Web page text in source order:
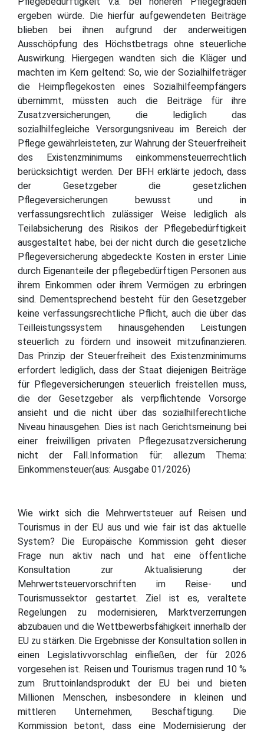
ergeben würde. Die hierfür aufgewendeten Beiträge
blieben bei ihnen aufgrund der anderweitigen
Ausschöpfung des Höchstbetrags ohne steuerliche
Auswirkung. Hiergegen wandten sich die Kläger und
machten im Kern geltend: So, wie der Sozialhilfeträger
die Heimpflegekosten eines Sozialhilfeempfängers
übernimmt, müssten auch die Beiträge für ihre
Zusatzversicherungen, die lediglich das
sozialhilfegleiche Versorgungsniveau im Bereich der
Pflege gewährleisteten, zur Wahrung der Steuerfreiheit
des Existenzminimums einkommensteuerrechtlich
berücksichtigt werden. Der BFH erklärte jedoch, dass
der Gesetzgeber die gesetzlichen
Pflegeversicherungen bewusst und in
verfassungsrechtlich zulässiger Weise lediglich als
Teilabsicherung des Risikos der Pflegebedürftigkeit
ausgestaltet habe, bei der nicht durch die gesetzliche
Pflegeversicherung abgedeckte Kosten in erster Linie
durch Eigenanteile der pflegebedürftigen Personen aus
ihrem Einkommen oder ihrem Vermögen zu erbringen
sind. Dementsprechend besteht für den Gesetzgeber
keine verfassungsrechtliche Pflicht, auch die über das
Teilleistungssystem hinausgehenden Leistungen
steuerlich zu fördern und insoweit mitzufinanzieren.
Das Prinzip der Steuerfreiheit des Existenzminimums
erfordert lediglich, dass der Staat diejenigen Beiträge
für Pflegeversicherungen steuerlich freistellen muss,
die der Gesetzgeber als verpflichtende Vorsorge
ansieht und die nicht über das sozialhilferechtliche
Niveau hinausgehen. Dies ist nach Gerichtsmeinung bei
einer freiwilligen privaten Pflegezusatzversicherung
nicht der Fall.Information für: allezum Thema:
Einkommensteuer(aus: Ausgabe 01/2026)
Wie wirkt sich die Mehrwertsteuer auf Reisen und
Tourismus in der EU aus und wie fair ist das aktuelle
System? Die Europäische Kommission geht dieser
Frage nun aktiv nach und hat eine öffentliche
Konsultation zur Aktualisierung der
Mehrwertsteuervorschriften im Reise- und
Tourismussektor gestartet. Ziel ist es, veraltete
Regelungen zu modernisieren, Marktverzerrungen
abzubauen und die Wettbewerbsfähigkeit innerhalb der
EU zu stärken. Die Ergebnisse der Konsultation sollen in
einen Legislativvorschlag einfließen, der für 2026
vorgesehen ist. Reisen und Tourismus tragen rund 10 %
zum Bruttoinlandsprodukt der EU bei und bieten
Millionen Menschen, insbesondere in kleinen und
mittleren Unternehmen, Beschäftigung. Die
Kommission betont, dass eine Modernisierung der